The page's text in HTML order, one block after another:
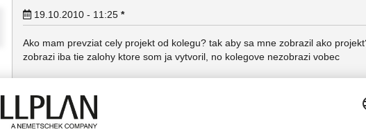
19.10.2010 - 11:25 *
Ako mam prevziat cely projekt od kolegu? tak aby sa mne zobrazil ako
zobrazi iba tie zalohy ktore som ja vytvoril, no kolegove nezobrazi vobec
20.10.2010 - 08:15